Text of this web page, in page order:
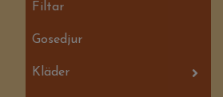
Filtar
Gosedjur
Kläder